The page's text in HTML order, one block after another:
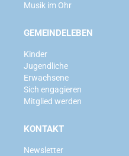
Musik im Ohr
GEMEINDELEBEN
Kinder
Jugendliche
Erwachsene
Sich engagieren
Mitglied werden
KONTAKT
Newsletter